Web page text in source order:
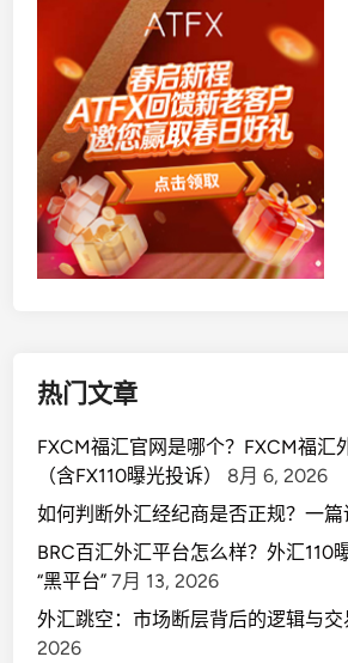
热门文章
FXCM福汇官网是哪个？FXCM福汇
（含FX110曝光投诉）
8月 6, 2026
如何判断外汇经纪商是否正规？一篇
BRC百汇外汇平台怎么样？外汇110
“黑平台” 7月 13, 2026
外汇跳空：市场断层背后的逻辑与交
2026